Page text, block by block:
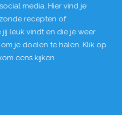
media. Hier vind je
recepten of
leuk vindt en die je weer
je doelen te halen. Klik op
eens kijken.